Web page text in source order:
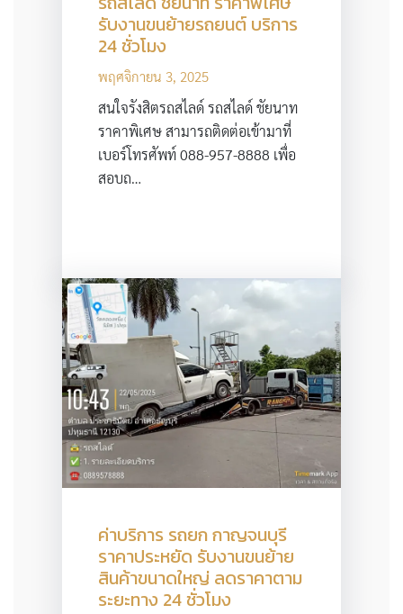
รับงานขนย้ายรถยนต์ บริการ
24 ชั่วโมง
พฤศจิกายน 3, 2025
สนใจรังสิตรถสไลด์ รถสไลด์ ชัยนาท
ราคาพิเศษ สามารถติดต่อเข้ามาที่
เบอร์โทรศัพท์ 088-957-8888 เพื่อ
สอบถ…
ค่าบริการ รถยก กาญจนบุรี
ราคาประหยัด รับงานขนย้าย
สินค้าขนาดใหญ่ ลดราคาตาม
ระยะทาง 24 ชั่วโมง